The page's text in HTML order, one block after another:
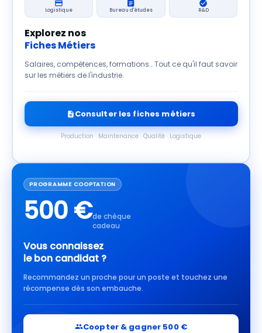
Logistique Bureau d'études R&D
Explorez nos
Fiches Métiers
Salaires, compétences, formations… Tout ce qu'il faut savoir
sur les métiers de l'industrie.
Consulter les fiches métiers
Production · Maintenance · Qualité · Logistique
PROGRAMME COOPTATION
500 €de chèque
cadeau
Vous connaissez
le bon candidat ?
Recommandez un proche pour un poste et touchez une
récompense dès son embauche.
Coopter & gagner 500 €